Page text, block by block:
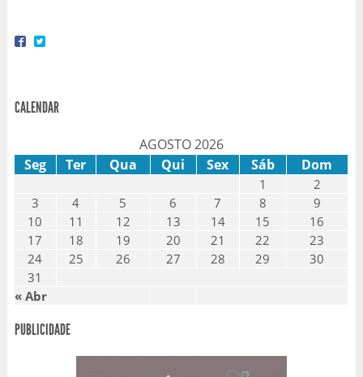
CALENDAR
AGOSTO 2026
Seg
Ter Qua Qui Sex Sáb Dom
« Abr
1
2
3
4 5 6 7 8
9
10
11 12 13 14 15
16
17
18 19 20 21 22
23
24
25 26 27 28 29
30
31
PUBLICIDADE